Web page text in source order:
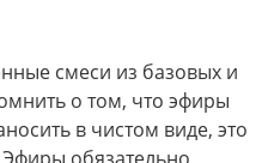
смеси из базовых и
о том, что эфиры
в чистом виде, это
обязательно